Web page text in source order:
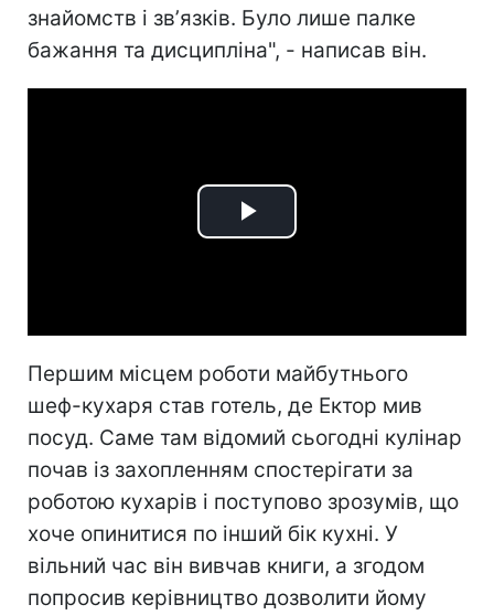
знайомств і звʼязків. Було лише палке
бажання та дисципліна", - написав він.
Play
Першим місцем роботи майбутнього
шеф-кухаря став готель, де Ектор мив
посуд. Саме там відомий сьогодні кулінар
почав із захопленням спостерігати за
роботою кухарів і поступово зрозумів, що
хоче опинитися по інший бік кухні. У
вільний час він вивчав книги, а згодом
попросив керівництво дозволити йому